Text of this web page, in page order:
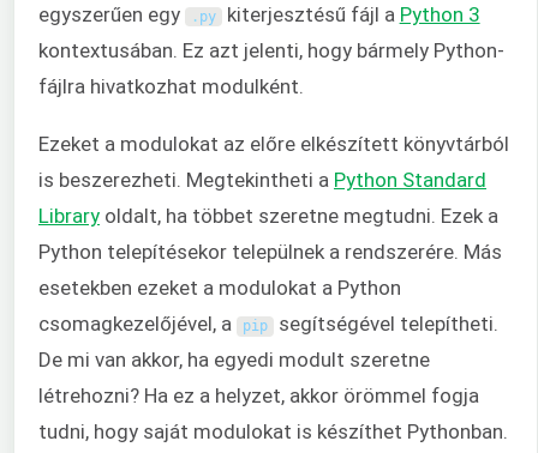
egyszerűen egy
. py kiterjesztésű fájl a Python 3
kontextusában. Ez azt jelenti, hogy bármely Python-
fájlra hivatkozhat modulként.
Ezeket a modulokat az előre elkészített könyvtárból
is beszerezheti. Megtekintheti a Python Standard
Library oldalt, ha többet szeretne megtudni. Ezek a
Python telepítésekor települnek a rendszerére. Más
esetekben ezeket a modulokat a Python
csomagkezelőjével, a
pip segítségével telepítheti.
De mi van akkor, ha egyedi modult szeretne
létrehozni? Ha ez a helyzet, akkor örömmel fogja
tudni, hogy saját modulokat is készíthet Pythonban.